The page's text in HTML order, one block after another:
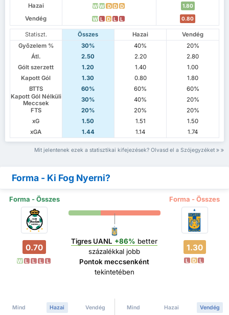
Hazai W W D D D 1.80
Vendég W L D L L 0.80
Statiszt. Összes Hazai
Vendég
Győzelem %
30% 40%
20%
Átl.
2.50 2.20
2.80
Gólt szerzett
1.20 1.40
1.00
Kapott Gól
1.30 0.80
1.80
BTTS
60% 60%
60%
Kapott Gól Nélküli
Meccsek
30% 40%
20%
FTS
20% 20%
20%
xG
1.50 1.51
1.50
xGA
1.44 1.14 1.74
Mit jelentenek ezek a statisztikai kifejezések? Olvasd el a Szójegyzéket
Forma - Ki Fog Nyerni?
Forma - Összes Forma - Összes
0.70
W L L L L
Tigres UANL +86% better
százalékkal jobb
Pontok meccsenként
tekintetében
1.30
L D L
Mind Hazai Vendég Mind Hazai Vendég